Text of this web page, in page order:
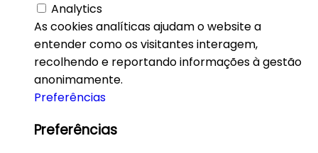
Analytics
As cookies analíticas ajudam o website a
entender como os visitantes interagem,
recolhendo e reportando informações à gestão
anonimamente.
Preferências
Preferências